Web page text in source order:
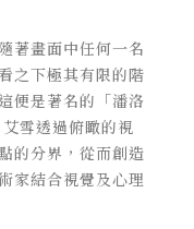
著畫面中任何一名
之下極其有限的階
便是著名的「潘洛
雪透過俯瞰的視
的分界，從而創造
家結合視覺及心理